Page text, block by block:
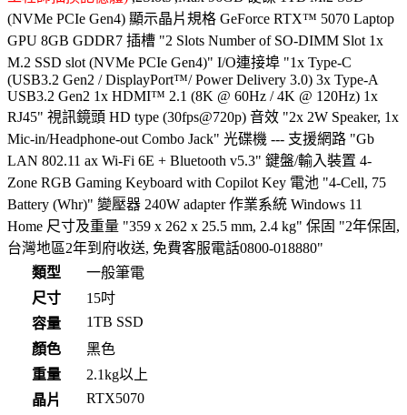
(NVMe PCIe Gen4) 顯示晶片規格 GeForce RTX™ 5070 Laptop
GPU 8GB GDDR7 插槽 "2 Slots Number of SO-DIMM Slot 1x
M.2 SSD slot (NVMe PCIe Gen4)" I/O連接埠 "1x Type-C
(USB3.2 Gen2 / DisplayPort™/ Power Delivery 3.0) 3x Type-A
USB3.2 Gen2 1x HDMI™ 2.1 (8K @ 60Hz / 4K @ 120Hz) 1x
RJ45" 視訊鏡頭 HD type (30fps@720p) 音效 "2x 2W Speaker, 1x
Mic-in/Headphone-out Combo Jack" 光碟機 --- 支援網路 "Gb
LAN 802.11 ax Wi-Fi 6E + Bluetooth v5.3" 鍵盤/輸入裝置 4-
Zone RGB Gaming Keyboard with Copilot Key 電池 "4-Cell, 75
Battery (Whr)" 變壓器 240W adapter 作業系統 Windows 11
Home 尺寸及重量 "359 x 262 x 25.5 mm, 2.4 kg" 保固 "2年保固,
台灣地區2年到府收送, 免費客服電話0800-018880"
類型
一般筆電
尺寸
15吋
容量
1TB SSD
顏色
黑色
重量
2.1kg以上
晶片
RTX5070